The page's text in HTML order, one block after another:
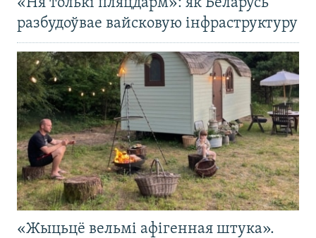
разбудоўвае вайсковую інфраструктуру
«Жыцьцё вельмі афігенная штука».